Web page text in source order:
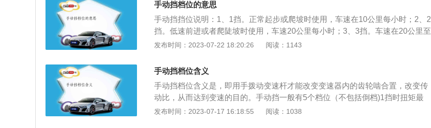
手动挡档位的意思
手动挡挡位说明：1、1挡。正常起步或爬坡时使用，车速在10公里每小时；2、2
挡。低速前进或者爬陡坡时使用，车速20公里每小时；3、3挡。车速在20公里至
40公里时使用，在市区行驶常使用该挡位；4、4挡。时速40至60公里时，使用该
倒车；7、空挡。在中间的位置，空挡通常指机动车变速杆不放入任何前进或后
退挡位，变速箱与驱动轮完全分离的状态。换挡一般是看转速，建议最好养成看
转速换挡的习惯，在2000至2500转速期间进行换挡。手动变速器是一种变速装
置，用来改变发动机传到驱动轮上的转速和转矩，在原地起步、爬坡、转弯、加
速等各种工况下，使汽车获得不同的牵引力和速度，同时使发动机工作在较为有
发布时间：2023-07-22 18:20:26 阅读：1143
手动挡档位含义
手动挡档位含义是，即用手拨动变速杆才能改变变速器内的齿轮啮合置，改变传
动比，从而达到变速的目的。手动挡一般有5个档位（不包括倒档)1挡时扭矩最
大，也就是平时说的劲大，上坡一般挂一档，但速度慢。以此类推，5挡劲最
发布时间：2023-07-17 16:18:55 阅读：1038